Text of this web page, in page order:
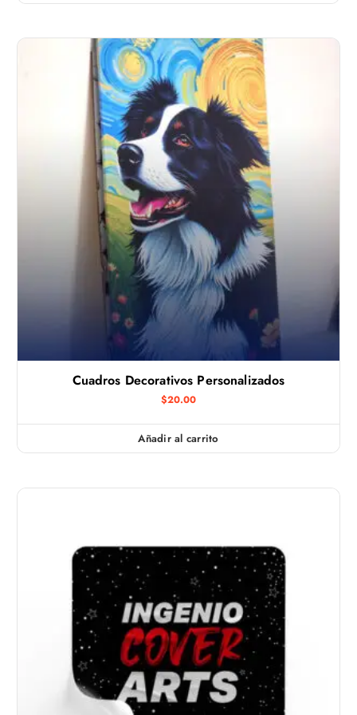
Cuadros Decorativos Personalizados
$20.00
Añadir al carrito